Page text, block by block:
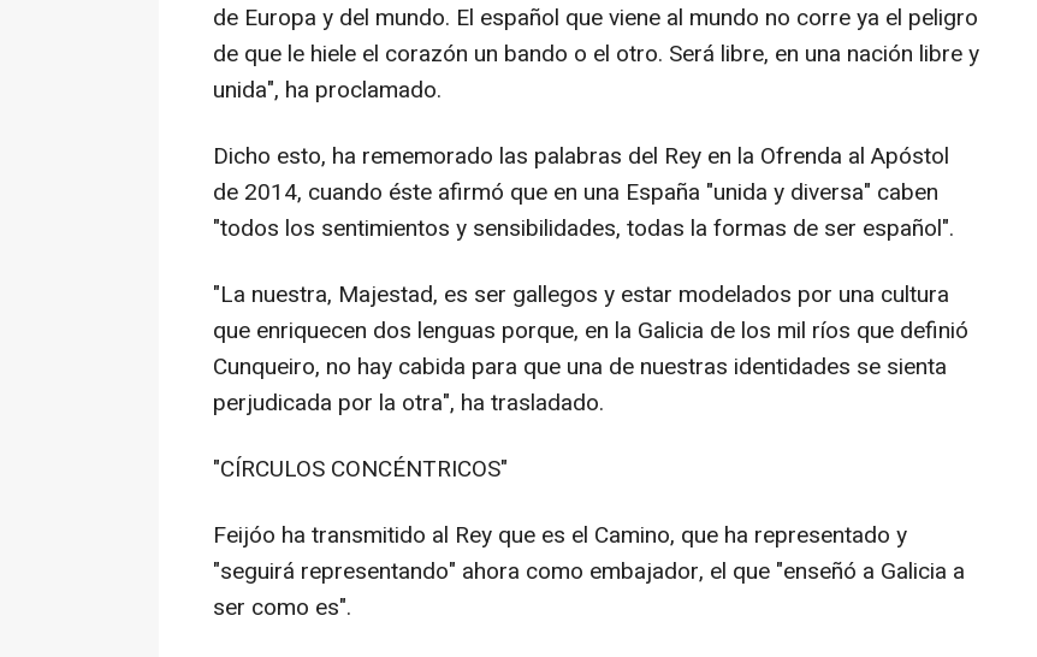
de Europa y del mundo. El español que viene al mundo no corre ya el peligro
de que le hiele el corazón un bando o el otro. Será libre, en una nación libre y
unida", ha proclamado.
Dicho esto, ha rememorado las palabras del Rey en la Ofrenda al Apóstol
de 2014, cuando éste afirmó que en una España "unida y diversa" caben
"todos los sentimientos y sensibilidades, todas la formas de ser español".
"La nuestra, Majestad, es ser gallegos y estar modelados por una cultura
que enriquecen dos lenguas porque, en la Galicia de los mil ríos que definió
Cunqueiro, no hay cabida para que una de nuestras identidades se sienta
perjudicada por la otra", ha trasladado.
"CÍRCULOS CONCÉNTRICOS"
Feijóo ha transmitido al Rey que es el Camino, que ha representado y
"seguirá representando" ahora como embajador, el que "enseñó a Galicia a
ser como es".